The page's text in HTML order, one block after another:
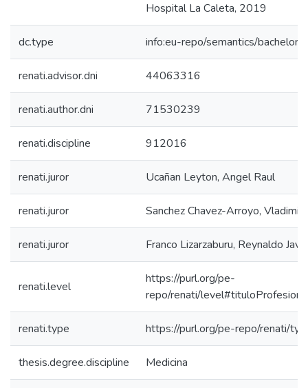
Hospital La Caleta, 2019
dc.type info:eu-repo/semantics/
renati.advisor.dni 44063316
renati.author.dni 71530239
renati.discipline 912016
renati.juror Ucañan Leyton, Angel Raul
renati.juror Sanchez Chavez-Arroyo, Vladimir
renati.juror Franco Lizarzaburu, Reynaldo
renati.level
https://purl.org/pe-
repo/renati/
renati.type https://purl.org/pe-repo/renati/
thesis.degree.discipline Medicina